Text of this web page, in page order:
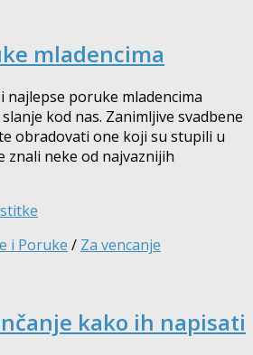
mladencima
najlepse poruke mladencima
kod nas. Zanimljive svadbene
obradovati one koji su stupili u
znali neke od najvaznijih
i Poruke / Za vencanje
kako ih napisati